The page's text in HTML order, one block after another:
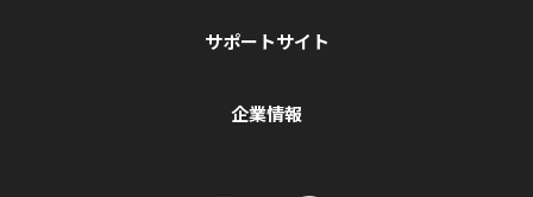
サポートサイト
企業情報